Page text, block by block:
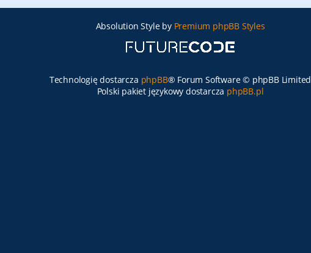
Absolution Style by Premium phpBB Styles
Technologię dostarcza phpBB® Forum Software © phpBB Limited
Polski pakiet językowy dostarcza phpBB.pl